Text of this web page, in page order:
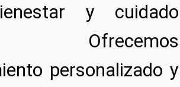
y cuidado
Ofrecemos
personalizado y